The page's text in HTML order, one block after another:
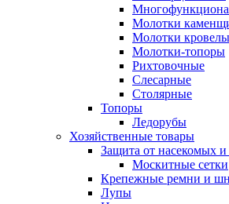
Молотки
Молотки
Молотки-топоры
Рихтовочные
Слесарные
Столярные
Топоры
Ледорубы
Хозяйственные товары
Защита от насекомых и
Москитные сетки
Крепежные ремни и
Лупы